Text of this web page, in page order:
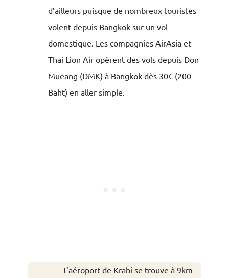
d’ailleurs puisque de nombreux touristes
volent depuis Bangkok sur un vol
domestique. Les compagnies AirAsia et
Thai Lion Air opèrent des vols depuis Don
Mueang (DMK) à Bangkok dès 30€ (200
Baht) en aller simple.
L’aéroport de Krabi se trouve à 9km